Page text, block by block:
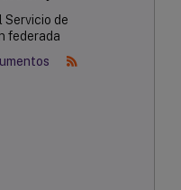
Servicio de
federada